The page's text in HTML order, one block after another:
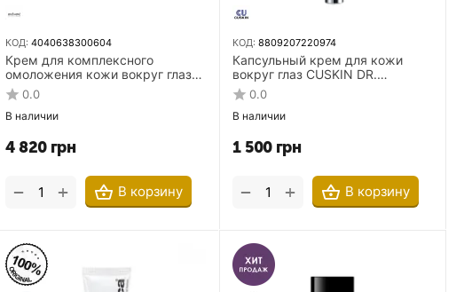
КОД: 4040638300604
Крем для комплексного
омоложения кожи вокруг глаз
Melume Skinscience Wonder Eye
Cream 25 мл
0.0
В наличии
4 820 грн
В корзину
+
−
КОД: 8809207220974
Капсульный крем для кожи
вокруг глаз CUSKIN DR.
SOLUTION Capsule Tone-Up Eye
Cream 20 мл
0.0
В наличии
1 500 грн
В корзину
+
−